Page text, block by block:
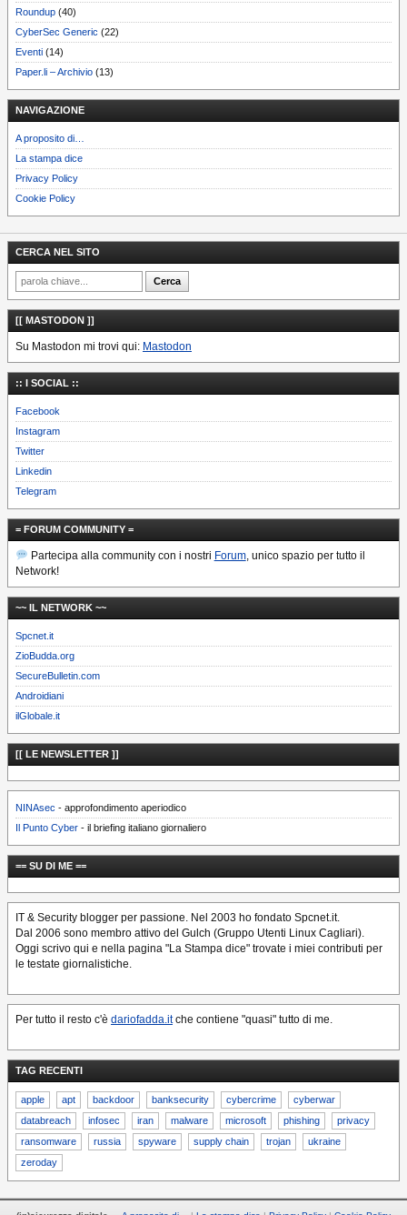
Roundup (40)
CyberSec Generic (22)
Eventi (14)
Paper.li – Archivio (13)
NAVIGAZIONE
A proposito di…
La stampa dice
Privacy Policy
Cookie Policy
CERCA NEL SITO
[[ MASTODON ]]
Su Mastodon mi trovi qui: Mastodon
:: I SOCIAL ::
Facebook
Instagram
Twitter
Linkedin
Telegram
= FORUM COMMUNITY =
Partecipa alla community con i nostri Forum, unico spazio per tutto il
Network!
~~ IL NETWORK ~~
Spcnet.it
ZioBudda.org
SecureBulletin.com
Androidiani
ilGlobale.it
[[ LE NEWSLETTER ]]
NINAsec - approfondimento aperiodico
Il Punto Cyber - il briefing italiano giornaliero
== SU DI ME ==
IT & Security blogger per passione. Nel 2003 ho fondato Spcnet.it.
Dal 2006 sono membro attivo del Gulch (Gruppo Utenti Linux Cagliari).
Oggi scrivo qui e nella pagina "La Stampa dice" trovate i miei contributi per
le testate giornalistiche.
Per tutto il resto c'è dariofadda.itche contiene "quasi" tutto di me.
TAG RECENTI
apple apt backdoor banksecurity cybercrime
cyberwar
databreach
infosec iran malware microsoft phishing
privacy
ransomware
russia spyware supply chain trojan
ukraine
zeroday